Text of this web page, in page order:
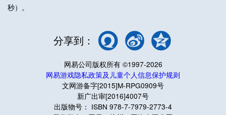
秒）。
分享到：
网易公司版权所有 ©1997-2026
网易游戏隐私政策及儿童个人信息保护规则
文网游备字[2015]M-RPG0909号
新广出审[2016]4007号
出版物号： ISBN 978-7-7979-2773-4